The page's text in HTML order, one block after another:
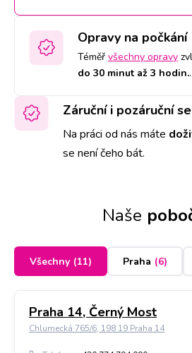
Opravy na počkání
Téměř všechny opravy
do 30 minut až 3 hodin..
Záruční i pozáruční
Na práci od nás máte
se není čeho bát.
Naše
Všechny (11) Praha (6)
Praha 14, Černý Most
Chlumecká 765/6, 198 19 Praha 14